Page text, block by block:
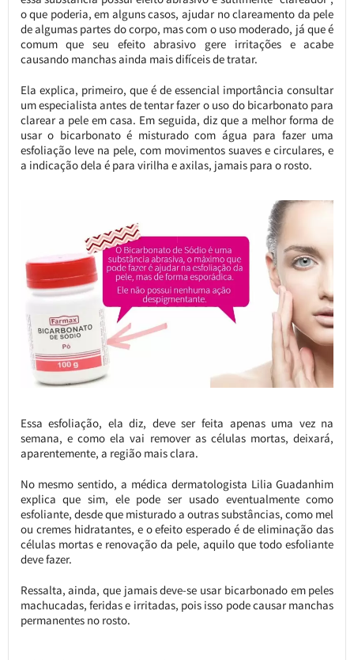
o que poderia, em alguns casos, ajudar no clareamento da pele
de algumas partes do corpo, mas com o uso moderado, já que é
comum que seu efeito abrasivo gere irritações e acabe
causando manchas ainda mais difíceis de tratar.
Ela explica, primeiro, que é de essencial importância consultar
um especialista antes de tentar fazer o uso do bicarbonato para
clarear a pele em casa. Em seguida, diz que a melhor forma de
usar o bicarbonato é misturado com água para fazer uma
esfoliação leve na pele, com movimentos suaves e circulares, e
a indicação dela é para virilha e axilas, jamais para o rosto.
Essa esfoliação, ela diz, deve ser feita apenas uma vez na
semana, e como ela vai remover as células mortas, deixará,
aparentemente, a região mais clara.
No mesmo sentido, a médica dermatologista Lilia Guadanhim
explica que sim, ele pode ser usado eventualmente como
esfoliante, desde que misturado a outras substâncias, como mel
ou cremes hidratantes, e o efeito esperado é de eliminação das
células mortas e renovação da pele, aquilo que todo esfoliante
deve fazer.
Ressalta, ainda, que jamais deve-se usar bicarbonado em peles
machucadas, feridas e irritadas, pois isso pode causar manchas
permanentes no rosto.